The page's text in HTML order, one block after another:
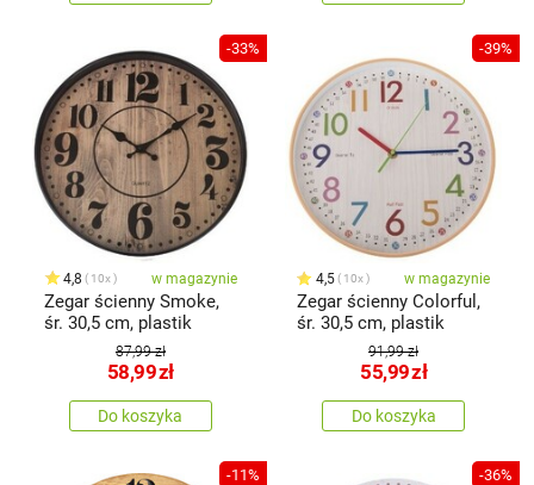
-33%
4,8 10x w magazynie
Zegar ścienny Smoke,
śr. 30,5 cm, plastik
87,99 zł
58,99zł
Do koszyka
-39%
4,5 10x w magazynie
Zegar ścienny Colorful,
śr. 30,5 cm, plastik
91,99 zł
55,99zł
Do koszyka
-11% -36%